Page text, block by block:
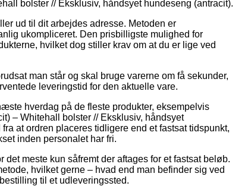
bolster // Eksklusiv, håndsyet hundeseng (antracit).
ud til dit arbejdes adresse. Metoden er
ukompliceret. Den prisbilligste mulighed for
hvilket dog stiller krav om at du er lige ved
man står og skal bruge varerne om få sekunder,
leveringstid for den aktuelle vare.
hverdag på de fleste produkter, eksempelvis
– Whitehall bolster // Eksklusiv, håndsyet
at ordren placeres tidligere end et fastsat tidspunkt,
inden personalet har fri.
meste kun såfremt der aftages for et fastsat beløb.
hvilket gerne – hvad end man befinder sig ved
til et udleveringssted.